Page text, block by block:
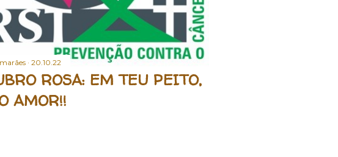
20.10.22
ROSA: EM TEU PEITO,
AMOR!!